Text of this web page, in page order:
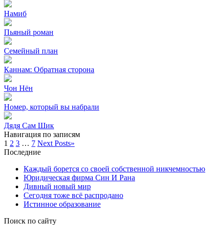
Намиб
Пьяный роман
Семейный план
Каннам: Обратная сторона
Чон Нён
Номер, который вы набрали
Дядя Сам Шик
Навигация по записям
1 2 3 … 7 Next Posts»
Последние
Каждый борется со своей собственной никчемностью
Юридическая фирма Син И Рана
Дивный новый мир
Сегодня тоже всё распродано
Истинное образование
Поиск по сайту